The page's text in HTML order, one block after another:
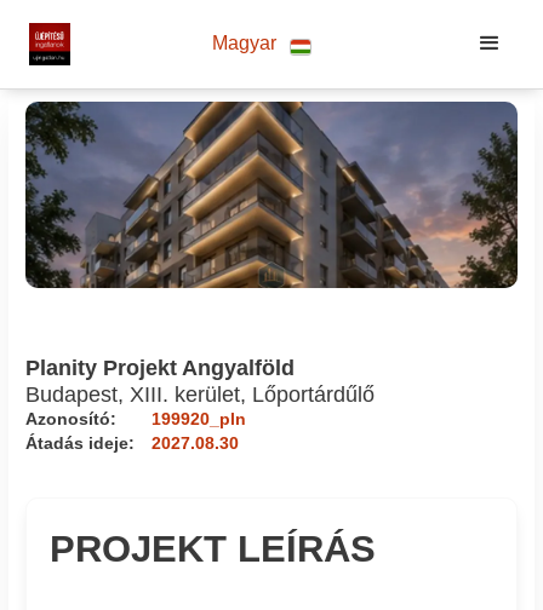
Magyar
Planity Projekt Angyalföld
Budapest, XIII. kerület, Lőportárdűlő
Azonosító:
199920_pln
Átadás ideje:
2027.08.30
PROJEKT LEÍRÁS